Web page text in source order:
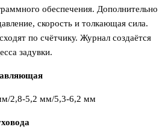
обеспечения. Дополнительно
скорость и толкающая сила.
по счётчику. Журнал создаётся
задувки.
2,8-5,2 мм/5,3-6,2 мм